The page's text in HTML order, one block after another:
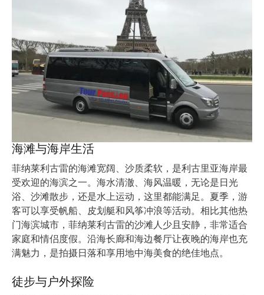
海滩与海岸生活
菲纳莱利古雷的海滩宽阔、沙质柔软，是利古里亚海岸最
受欢迎的海滨之一。海水清澈、海风温暖，无论是日光
浴、沙滩散步，还是水上运动，这里都能满足。夏季，游
客可以享受帆船、皮划艇和风筝冲浪等活动。相比其他热
门海滨城市，菲纳莱利古雷的沙滩人少且安静，非常适合
家庭和情侣度假。沿海长廊和海边餐厅让夜晚的海岸也充
满魅力，是拍摄日落和享用地中海美食的绝佳地点。
徒步与户外探险